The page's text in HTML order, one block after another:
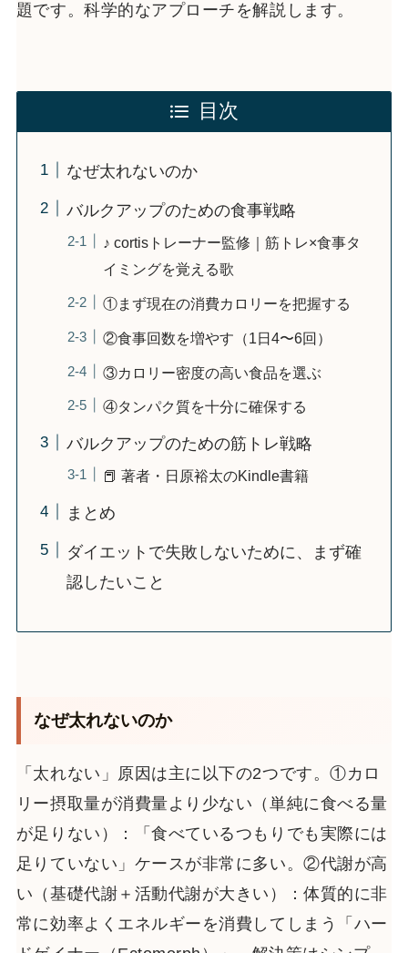
題です。科学的なアプローチを解説します。
目次
なぜ太れないのか
バルクアップのための食事戦略
♪ cortisトレーナー監修｜筋トレ×食事タ
イミングを覚える歌
①まず現在の消費カロリーを把握する
②食事回数を増やす（1日4〜6回）
③カロリー密度の高い食品を選ぶ
④タンパク質を十分に確保する
バルクアップのための筋トレ戦略
📕 著者・日原裕太のKindle書籍
まとめ
ダイエットで失敗しないために、まず確
認したいこと
なぜ太れないのか
「太れない」原因は主に以下の2つです。①カロ
リー摂取量が消費量より少ない（単純に食べる量
が足りない）：「食べているつもりでも実際には
足りていない」ケースが非常に多い。②代謝が高
い（基礎代謝＋活動代謝が大きい）：体質的に非
常に効率よくエネルギーを消費してしまう「ハー